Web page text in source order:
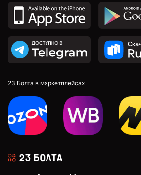
23 Болта в маркетплейсах